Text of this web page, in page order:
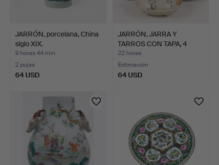
JARRÓN, porcelana, China
siglo XIX.
9 horas 44 min
2 pujas
64 USD
JARRÓN, JARRA Y
TARROS CON TAPA, 4
piezas,…
22 horas
Estimación
64 USD